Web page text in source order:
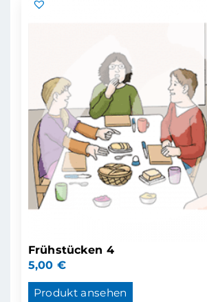
Frühstücken 4
5,00 €
Produkt ansehen